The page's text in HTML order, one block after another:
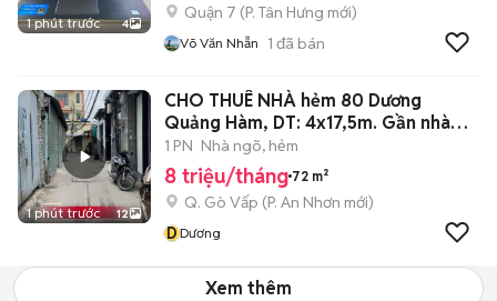
1 phút trước 4
Quận 7 (P. Tân Hưng mới)
Võ Văn Nhẫn 1 đã bán
1 phút trước 12
CHO THUÊ NHÀ hẻm 80 Dương
Quảng Hàm, DT: 4x17,5m. Gần nhà
thờ Bến Hải
1 PN Nhà ngõ, hẻm
8 triệu/tháng 72 m²
Q. Gò Vấp (P. An Nhơn mới)
DDương
Xem thêm